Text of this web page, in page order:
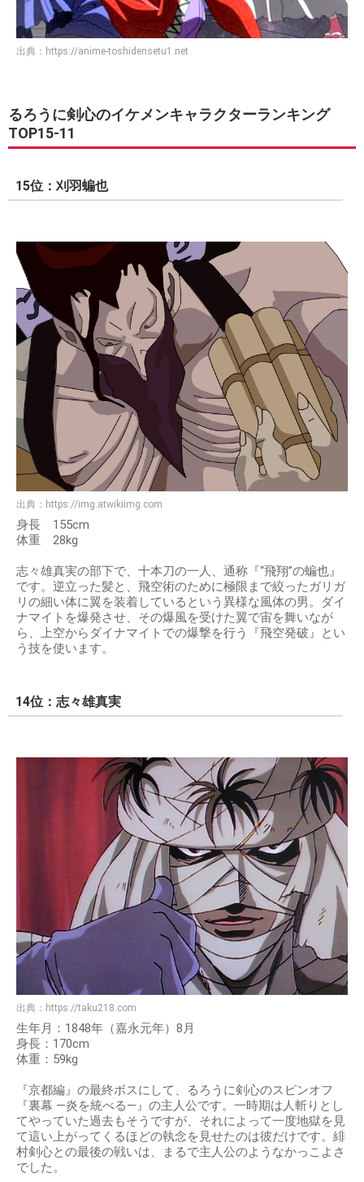
出典： https://anime-toshidensetu1.net
るろうに剣心のイケメンキャラクターランキング
TOP15-11
15位：刈羽蝙也
出典： https://img.atwikiimg.com
身長 155cm
体重 28kg
志々雄真実の部下で、十本刀の一人、通称『“飛翔”の蝙也』
です。逆立った髪と、飛空術のために極限まで絞ったガリガ
リの細い体に翼を装着しているという異様な風体の男。ダイ
ナマイトを爆発させ、その爆風を受けた翼で宙を舞いなが
ら、上空からダイナマイトでの爆撃を行う『飛空発破』とい
う技を使います。
14位：志々雄真実
出典： https://taku218.com
生年月：1848年（嘉永元年）8月
身長：170cm
体重：59kg
『京都編』の最終ボスにして、るろうに剣心のスピンオフ
『裏幕 —炎を統べる—』の主人公です。一時期は人斬りとし
てやっていた過去もそうですが、それによって一度地獄を見
て這い上がってくるほどの執念を見せたのは彼だけです。緋
村剣心との最後の戦いは、まるで主人公のようなかっこよさ
でした。